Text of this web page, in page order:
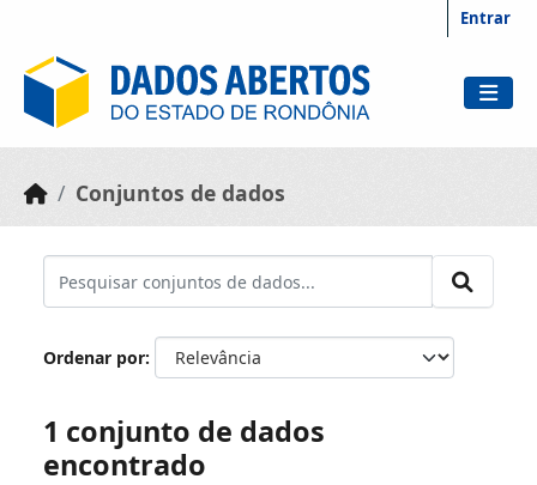
Entrar
Conjuntos de dados
Ordenar por
1 conjunto de dados
encontrado